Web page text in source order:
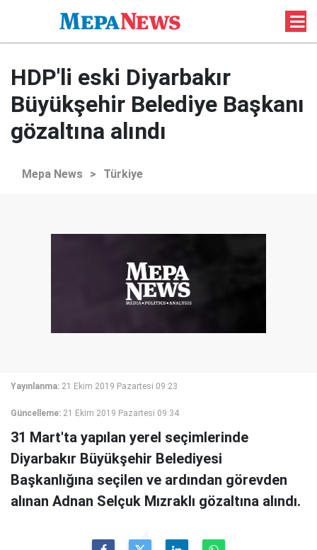
HDP'li eski Diyarbakır
Büyükşehir Belediye Başkanı
gözaltına alındı
Mepa News > Türkiye
Yayınlanma: 21 Ekim 2019 Pazartesi 09:23
Güncelleme: 21 Ekim 2019 Pazartesi 09:34
31 Mart'ta yapılan yerel seçimlerinde
Diyarbakır Büyükşehir Belediyesi
Başkanlığına seçilen ve ardından görevden
alınan Adnan Selçuk Mızraklı gözaltına alındı.